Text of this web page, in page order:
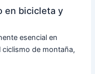
en bicicleta y
esencial en
ciclismo de montaña,